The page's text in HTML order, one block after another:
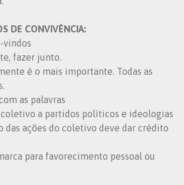
DE CONVIVÊNCIA:
vindos
fazer junto.
é o mais importante. Todas as
as palavras
a partidos políticos e ideologias
das ações do coletivo deve dar crédito
para favorecimento pessoal ou